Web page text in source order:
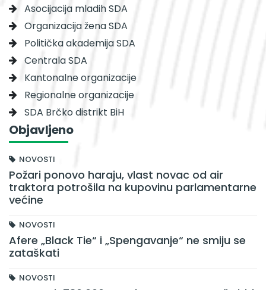
Asocijacija mladih SDA
Organizacija žena SDA
Politička akademija SDA
Centrala SDA
Kantonalne organizacije
Regionalne organizacije
SDA Brčko distrikt BiH
Objavljeno
NOVOSTI
Požari ponovo haraju, vlast novac od air
traktora potrošila na kupovinu parlamentarne
većine
NOVOSTI
Afere „Black Tie“ i „Spengavanje“ ne smiju se
zataškati
NOVOSTI